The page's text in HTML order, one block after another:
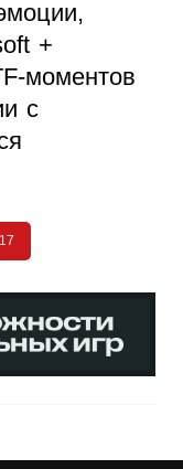
+
моментов
с